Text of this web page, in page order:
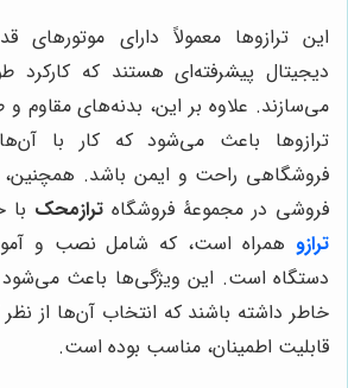
این ترازوها معمولاً دارای موتورهای
دیجیتال پیشرفته‌ای هستند که کارکرد
می‌سازند. علاوه بر این، بدنه‌های مقاوم
ترازوها باعث می‌شود که کار با
فروشگاهی راحت و ایمن باشد. همچنین،
فروشی در مجموعۀ فروشگاه ترازمحک
ترازو همراه است، که شامل نصب و
دستگاه است. این ویژگی‌ها باعث می‌شود
خاطر داشته باشند که انتخاب آن‌ها از
قابلیت اطمینان، مناسب بوده است.